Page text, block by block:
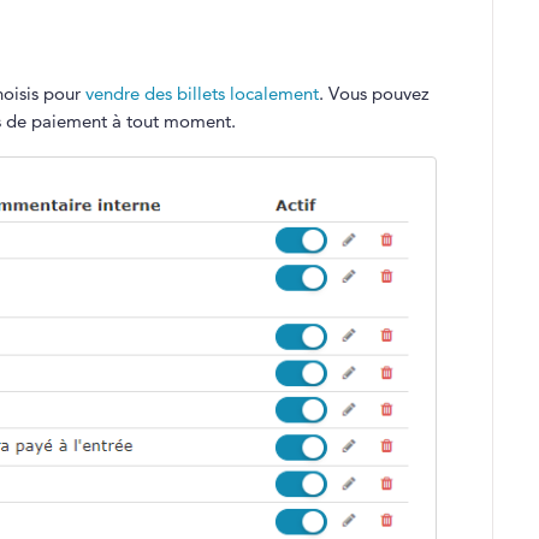
pour vendre des billets localement. Vous pouvez
paiement à tout moment.